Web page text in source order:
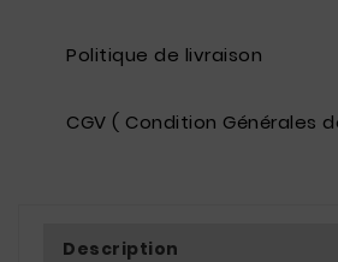
Politique de livraison
CGV ( Condition Générales
Description